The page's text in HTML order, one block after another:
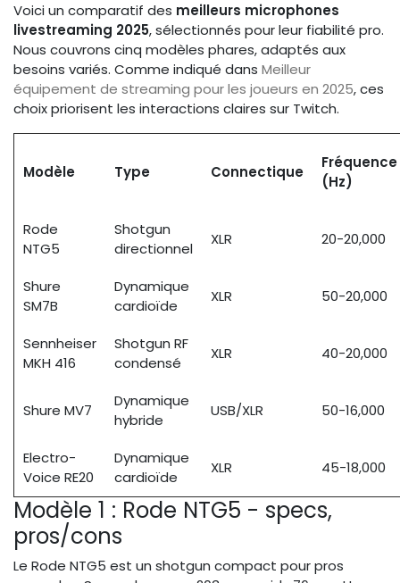
Voici un comparatif des meilleurs microphones
livestreaming 2025, sélectionnés pour leur fiabilité pro.
Nous couvrons cinq modèles phares, adaptés aux
besoins variés. Comme indiqué dans Meilleur
équipement de streaming pour les joueurs en 2025, ces
choix priorisent les interactions claires sur Twitch.
Modèle Type Connectique
Fréquence
(Hz)
Rode
NTG5
Shotgun
directionnel
XLR 20-20,000
Shure
SM7B
Dynamique
cardioïde
XLR 50-20,000
Sennheiser
MKH 416
Shotgun RF
condensé
XLR 40-20,000
Shure MV7
Dynamique
hybride
USB/XLR 50-16,000
Electro-
Voice RE20
Dynamique
cardioïde
XLR 45-18,000
Modèle 1 : Rode NTG5 - specs,
pros/cons
Le Rode NTG5 est un shotgun compact pour pros